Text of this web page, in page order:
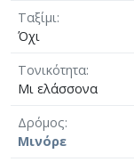
Ταξίμι
Όχι
Τονικότητα
Μι ελάσσονα
Δρόμος
Μινόρε